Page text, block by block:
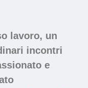
lavoro, un
incontri
e